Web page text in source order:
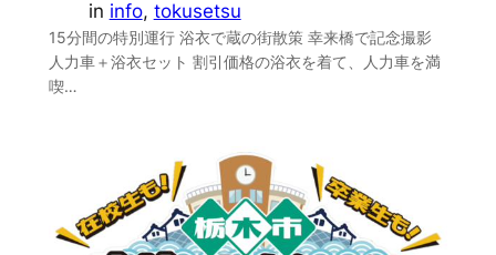
in info, tokusetsu
15分間の特別運行 浴衣で蔵の街散策 幸来橋で記念撮影
人力車＋浴衣セット 割引価格の浴衣を着て、人力車を満
喫…